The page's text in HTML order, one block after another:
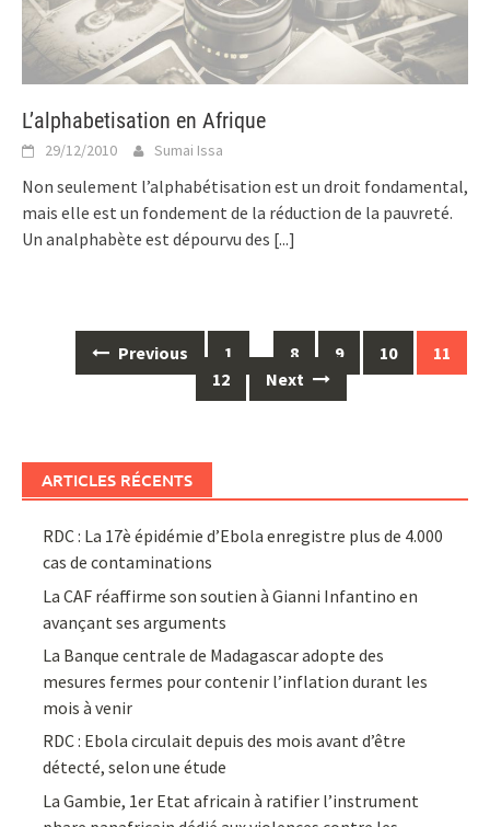
L’alphabetisation en Afrique
29/12/2010 Sumai Issa
Non seulement l’alphabétisation est un droit fondamental,
mais elle est un fondement de la réduction de la pauvreté.
Un analphabète est dépourvu des [...]
navigation
Previous 1 … 8 9 10
11
12
Next
ARTICLES RÉCENTS
RDC : La 17è épidémie d’Ebola enregistre plus de 4.000
cas de contaminations
La CAF réaffirme son soutien à Gianni Infantino en
avançant ses arguments
La Banque centrale de Madagascar adopte des
mesures fermes pour contenir l’inflation durant les
mois à venir
RDC : Ebola circulait depuis des mois avant d’être
détecté, selon une étude
La Gambie, 1er Etat africain à ratifier l’instrument